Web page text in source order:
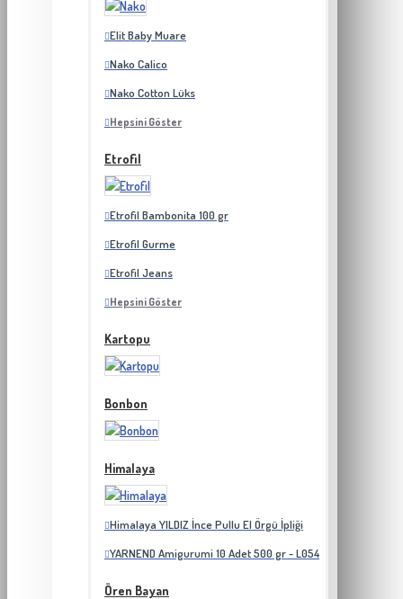
Elit Baby Muare
Nako Calico
Nako Cotton Lüks
Hepsini Göster
Etrofil
Etrofil Bambonita 100 gr
Etrofil Gurme
Etrofil Jeans
Hepsini Göster
Kartopu
Bonbon
Himalaya
Himalaya YILDIZ İnce Pullu El Örgü İpliği
YARNEND Amigurumi 10 Adet 500 gr - L054
Ören Bayan